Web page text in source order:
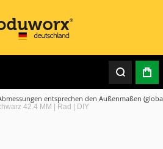
42.4 MM | Rad | DIY
entsprechen den Außenmaßen